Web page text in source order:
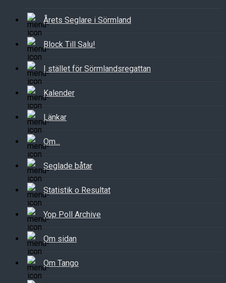
Årets Seglare i Sörmland
Block Till Salu!
I stället för Sörmlandsregattan
Kalender
Länkar
Om...
Seglade båtar
Statistik o Resultat
Yop Poll Archive
Om sidan
Om Tango